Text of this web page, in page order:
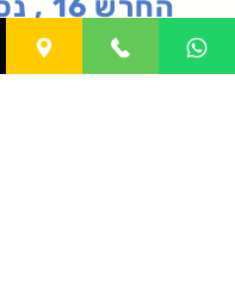
החרש 16 , נס ציונה
רעננה